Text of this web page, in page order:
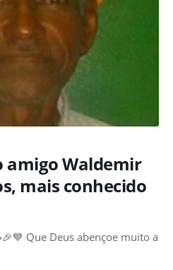
amigo Waldemir
mais conhecido
Que Deus abençoe muito a